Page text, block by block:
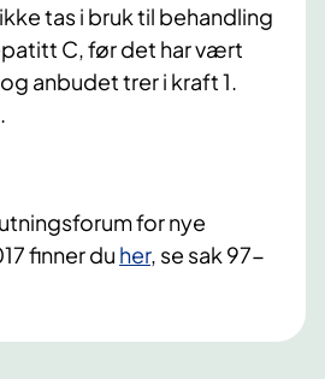
tas i bruk til behandling
C, før det har vært
anbudet trer i kraft 1.
for nye
finner du her, se sak 97-